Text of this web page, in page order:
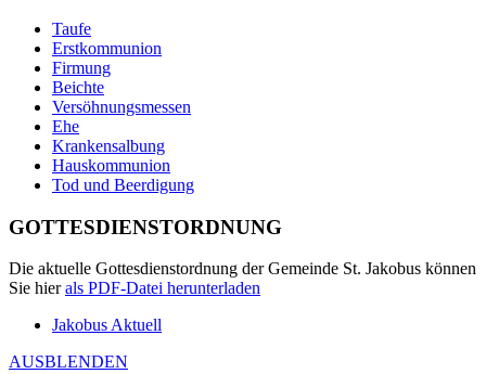
Taufe
Erstkommunion
Firmung
Beichte
Versöhnungsmessen
Ehe
Krankensalbung
Hauskommunion
Tod und Beerdigung
GOTTESDIENSTORDNUNG
Die aktuelle Gottesdienstordnung der Gemeinde St. Jakobus können
Sie hierals PDF-Datei herunterladen
Jakobus Aktuell
AUSBLENDEN